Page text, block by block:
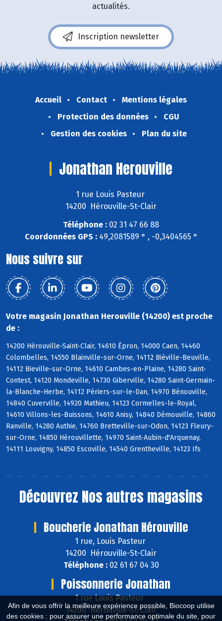
Afin de vous offrir la meilleure expérience possible, Biocoop utilise
des cookies : pour assurer une performance optimale du site, pour
actualités.
Inscription newsletter
Accueil Contact
Mentions légales
Protection des données
CGU
Gestion des cookies
Plan du site
Jonathan Herouville
1 rue Louis Pasteur
14200 Hérouville-St-Clair
Téléphone : 02 31 47 66 88
Coordonnées GPS :49,2081589 ° , -0,3404565 °
Nous suivre sur
Votre magasin Jonathan Herouville (14200) est proche
de :
14200 Hérouville-Saint-Clair, 14610 Épron, 14000 Caen, 14460
Colombelles, 14550 Blainville-sur-Orne, 14112 Biéville-Beuville,
14112 Bieville-sur-Orne, 14610 Cambes-en-Plaine, 14280 Saint-
Contest, 14120 Mondeville, 14730 Giberville, 14280 Saint-Germain-
la-Blanche-Herbe, 14112 Périers-sur-le-Dan, 14970 Bénouville,
14840 Cuverville, 14920 Mathieu, 14123 Cormelles-le-Royal,
14610 Villons-les-Buissons, 14610 Anisy, 14840 Démouville, 14860
Ranville, 14280 Authie, 14760 Bretteville-sur-Odon, 14123 Fleury-
sur-Orne, 14850 Hérouvillette, 14970 Saint-Aubin-d'Arquenay,
14111 Louvigny, 14850 Escoville, 14540 Grentheville, 14123 Ifs
Découvrez Nos autres magasins
Boucherie Jonathan Hérouville
1 rue, Louis Pasteur
14200 Hérouville-St-Clair
Téléphone :02 61 67 04 30
Poissonnerie Jonathan
1 rue Louis Pasteur
14200 Hérouville-St-Clair